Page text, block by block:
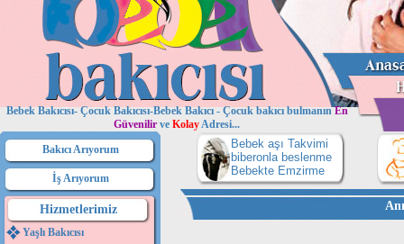
Bebek Bakıcısı- Çocuk Bakıcısı-Bebek Bakıcı - Çocuk bakıcı bulmanınEn
Güvenilir ve KolayAdresi...
Bakıcı Arıyorum
İş Arıyorum
Hizmetlerimiz
Yaşlı Bakıcısı
Bebek aşı Takvimi
biberonla beslenme
Bebekte Emzirme